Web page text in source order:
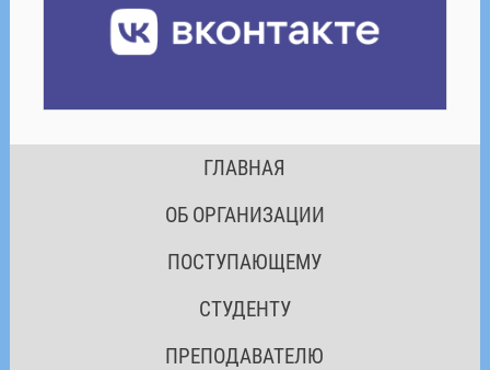
ГЛАВНАЯ
ОБ ОРГАНИЗАЦИИ
ПОСТУПАЮЩЕМУ
СТУДЕНТУ
ПРЕПОДАВАТЕЛЮ